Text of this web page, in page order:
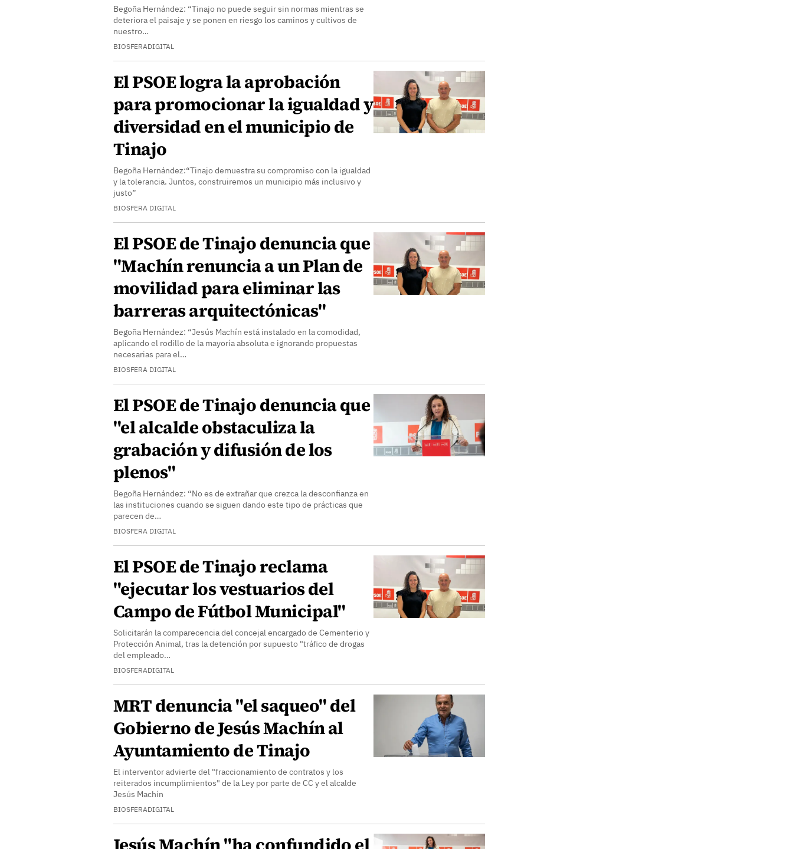
Begoña Hernández: “Tinajo no puede seguir sin normas mientras se
deteriora el paisaje y se ponen en riesgo los caminos y cultivos de
nuestro…
BIOSFERADIGITAL
El PSOE logra la aprobación
para promocionar la igualdad y
diversidad en el municipio de
Tinajo
Begoña Hernández:“Tinajo demuestra su compromiso con la igualdad
y la tolerancia. Juntos, construiremos un municipio más inclusivo y
justo”
BIOSFERA DIGITAL
El PSOE de Tinajo denuncia que
"Machín renuncia a un Plan de
movilidad para eliminar las
barreras arquitectónicas"
Begoña Hernández: “Jesús Machín está instalado en la comodidad,
aplicando el rodillo de la mayoría absoluta e ignorando propuestas
necesarias para el…
BIOSFERA DIGITAL
El PSOE de Tinajo denuncia que
"el alcalde obstaculiza la
grabación y difusión de los
plenos"
Begoña Hernández: “No es de extrañar que crezca la desconfianza en
las instituciones cuando se siguen dando este tipo de prácticas que
parecen de…
BIOSFERA DIGITAL
El PSOE de Tinajo reclama
"ejecutar los vestuarios del
Campo de Fútbol Municipal"
Solicitarán la comparecencia del concejal encargado de Cementerio y
Protección Animal, tras la detención por supuesto "tráfico de drogas
del empleado…
BIOSFERADIGITAL
MRT denuncia "el saqueo" del
Gobierno de Jesús Machín al
Ayuntamiento de Tinajo
El interventor advierte del "fraccionamiento de contratos y los
reiterados incumplimientos" de la Ley por parte de CC y el alcalde
Jesús Machín
BIOSFERADIGITAL